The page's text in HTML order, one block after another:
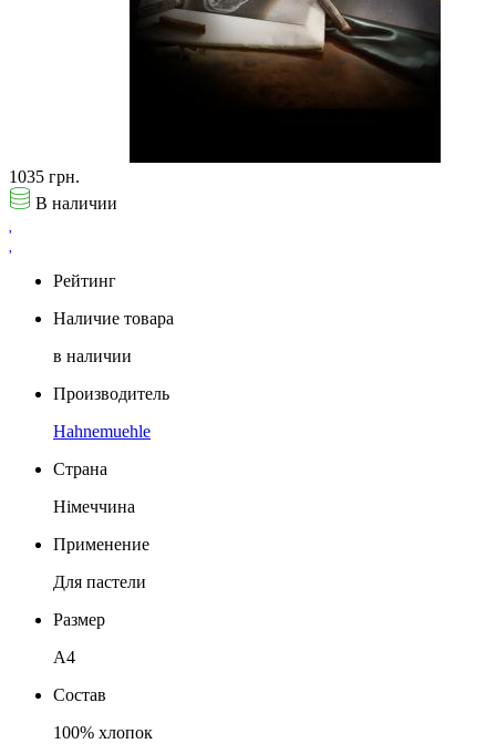
1035 грн.
В наличии
Рейтинг
Наличие товара
в наличии
Производитель
Hahnemuehle
Страна
Німеччина
Применение
Для пастели
Размер
А4
Состав
100% хлопок